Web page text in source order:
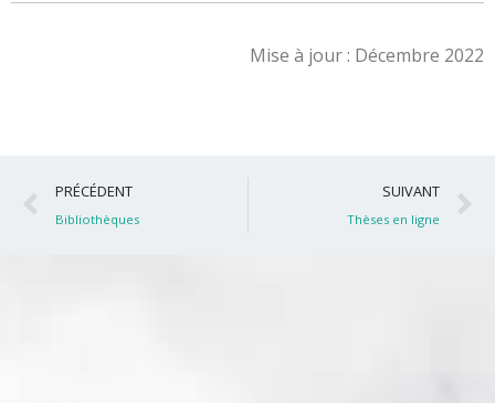
Mise à jour : Décembre 2022
Précédent
PRÉCÉDENT
Bibliothèques
SUIVANT
Thèses en ligne